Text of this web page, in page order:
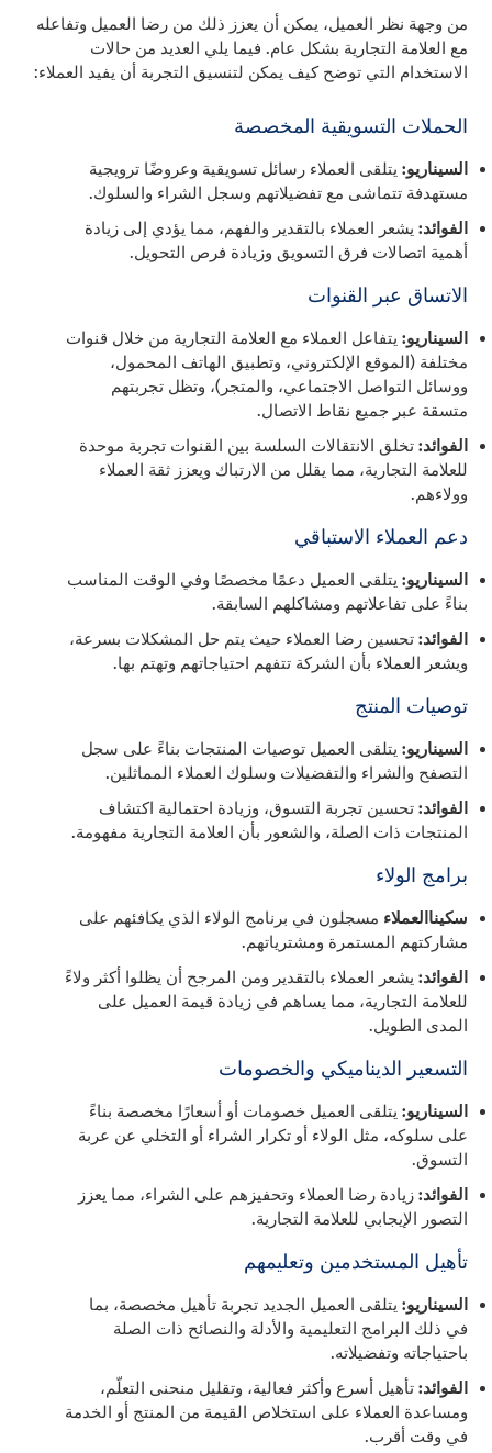
من وجهة نظر العميل، يمكن أن يعزز ذلك من رضا العميل وتفاعله
مع العلامة التجارية بشكل عام. فيما يلي العديد من حالات
الاستخدام التي توضح كيف يمكن لتنسيق التجربة أن يفيد العملاء:
الحملات التسويقية المخصصة
السيناريو: يتلقى العملاء رسائل تسويقية وعروضًا ترويجية
مستهدفة تتماشى مع تفضيلاتهم وسجل الشراء والسلوك.
الفوائد: يشعر العملاء بالتقدير والفهم، مما يؤدي إلى زيادة
أهمية اتصالات فرق التسويق وزيادة فرص التحويل.
الاتساق عبر القنوات
السيناريو: يتفاعل العملاء مع العلامة التجارية من خلال قنوات
مختلفة (الموقع الإلكتروني، وتطبيق الهاتف المحمول،
ووسائل التواصل الاجتماعي، والمتجر)، وتظل تجربتهم
متسقة عبر جميع نقاط الاتصال.
الفوائد: تخلق الانتقالات السلسة بين القنوات تجربة موحدة
للعلامة التجارية، مما يقلل من الارتباك ويعزز ثقة العملاء
وولاءهم.
دعم العملاء الاستباقي
السيناريو: يتلقى العميل دعمًا مخصصًا وفي الوقت المناسب
بناءً على تفاعلاتهم ومشاكلهم السابقة.
الفوائد:تحسين رضا العملاء حيث يتم حل المشكلات بسرعة،
ويشعر العملاء بأن الشركة تتفهم احتياجاتهم وتهتم بها.
توصيات المنتج
السيناريو: يتلقى العميل توصيات المنتجات بناءً على سجل
التصفح والشراء والتفضيلات وسلوك العملاء المماثلين.
الفوائد:تحسين تجربة التسوق، وزيادة احتمالية اكتشاف
المنتجات ذات الصلة، والشعور بأن العلامة التجارية مفهومة.
برامج الولاء
سكيناالعملاء مسجلون في برنامج الولاء الذي يكافئهم على
مشاركتهم المستمرة ومشترياتهم.
الفوائد: يشعر العملاء بالتقدير ومن المرجح أن يظلوا أكثر ولاءً
للعلامة التجارية، مما يساهم في زيادة قيمة العميل على
المدى الطويل.
التسعير الديناميكي والخصومات
السيناريو: يتلقى العميل خصومات أو أسعارًا مخصصة بناءً
على سلوكه، مثل الولاء أو تكرار الشراء أو التخلي عن عربة
التسوق.
الفوائد: زيادة رضا العملاء وتحفيزهم على الشراء، مما يعزز
التصور الإيجابي للعلامة التجارية.
تأهيل المستخدمين وتعليمهم
السيناريو: يتلقى العميل الجديد تجربة تأهيل مخصصة، بما
في ذلك البرامج التعليمية والأدلة والنصائح ذات الصلة
باحتياجاته وتفضيلاته.
الفوائد: تأهيل أسرع وأكثر فعالية، وتقليل منحنى التعلّم،
ومساعدة العملاء على استخلاص القيمة من المنتج أو الخدمة
في وقت أقرب.